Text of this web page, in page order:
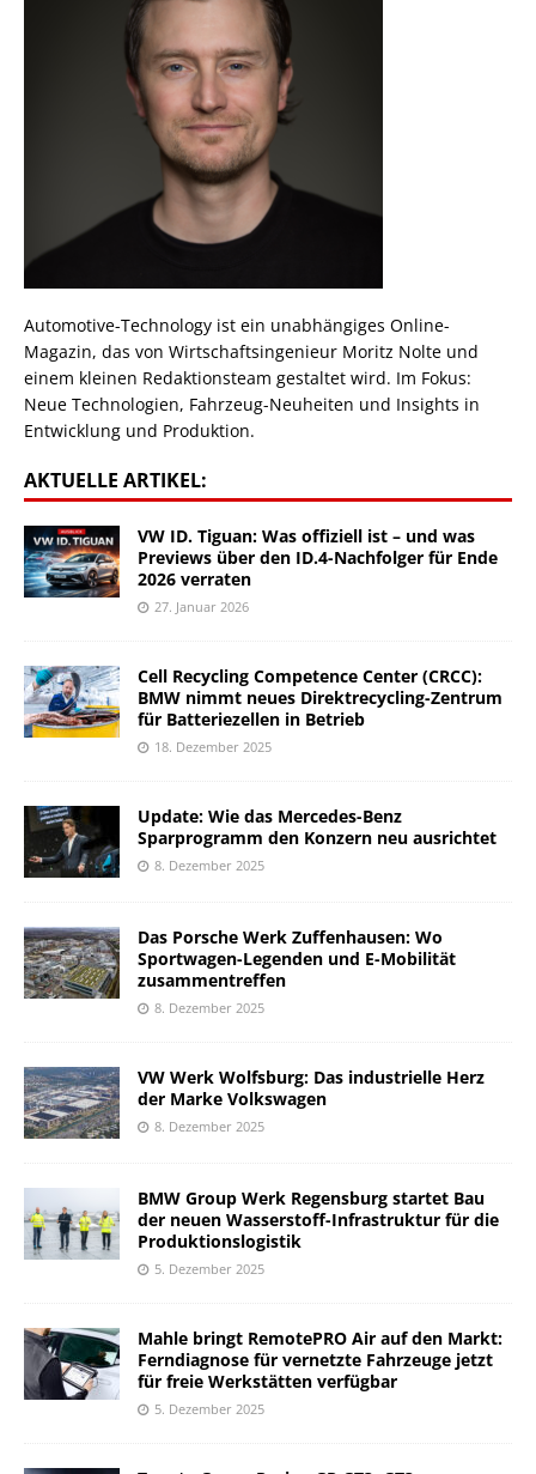
Automotive-Technology ist ein unabhängiges Online-
Magazin, das von Wirtschaftsingenieur Moritz Nolte und
einem kleinen Redaktionsteam gestaltet wird. Im Fokus:
Neue Technologien, Fahrzeug-Neuheiten und Insights in
Entwicklung und Produktion.
AKTUELLE ARTIKEL:
VW ID. Tiguan: Was offiziell ist – und was
Previews über den ID.4-Nachfolger für Ende
2026 verraten
27. Januar 2026
Cell Recycling Competence Center (CRCC):
BMW nimmt neues Direktrecycling-Zentrum
für Batteriezellen in Betrieb
18. Dezember 2025
Update: Wie das Mercedes-Benz
Sparprogramm den Konzern neu ausrichtet
8. Dezember 2025
Das Porsche Werk Zuffenhausen: Wo
Sportwagen-Legenden und E-Mobilität
zusammentreffen
8. Dezember 2025
VW Werk Wolfsburg: Das industrielle Herz
der Marke Volkswagen
8. Dezember 2025
BMW Group Werk Regensburg startet Bau
der neuen Wasserstoff-Infrastruktur für die
Produktionslogistik
5. Dezember 2025
Mahle bringt RemotePRO Air auf den Markt:
Ferndiagnose für vernetzte Fahrzeuge jetzt
für freie Werkstätten verfügbar
5. Dezember 2025